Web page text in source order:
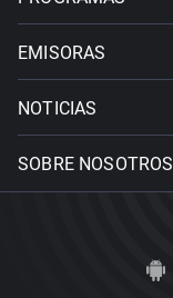
EMISORAS
NOTICIAS
SOBRE NOSOTROS